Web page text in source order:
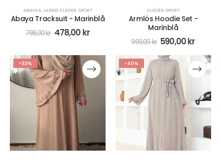
ABAYA & JILBAB, KLÄDER,SPORT
Abaya Tracksuit - Marinblå
798,00kr 478,00 kr
KLÄDER,SPORT
Armlös Hoodie Set -
Marinblå
999,00kr 590,00kr
-33% -40%